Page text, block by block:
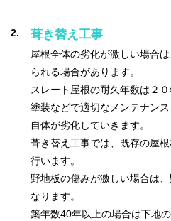
葺き替え工事
屋根全体の劣化が激しい場合
られる場合があります。
スレート屋根の耐久年数は２
塗装などで適切なメンテナン
自体が劣化していきます。
葺き替え工事では、既存の屋
行います。
野地板の傷みが激しい場合は
なります。
築年数40年以上の場合は下地